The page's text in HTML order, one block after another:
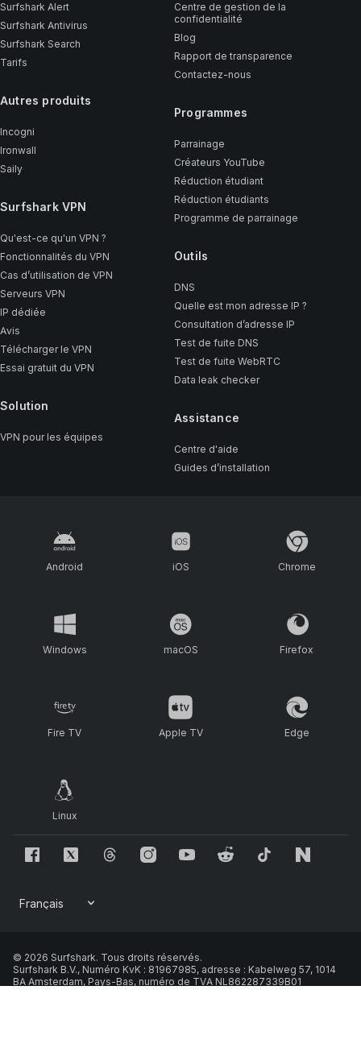
Surfshark Alert
Surfshark Antivirus
Surfshark Search
Tarifs
Autres produits
Incogni
Ironwall
Saily
Surfshark VPN
Qu'est-ce qu'un VPN ?
Fonctionnalités du VPN
Cas d’utilisation de VPN
Serveurs VPN
IP dédiée
Avis
Télécharger le VPN
Essai gratuit du VPN
Solution
VPN pour les équipes
Centre de gestion de la
confidentialité
Blog
Rapport de transparence
Contactez-nous
Programmes
Parrainage
Créateurs YouTube
Réduction étudiant
Réduction étudiants
Programme de parrainage
Outils
DNS
Quelle est mon adresse IP ?
Consultation d’adresse IP
Test de fuite DNS
Test de fuite WebRTC
Data leak checker
Assistance
Centre d'aide
Guides d’installation
Android iOS Chrome
Windows macOS Firefox
Fire TV Apple TV Edge
Linux
© 2026 Surfshark. Tous droits réservés.
Surfshark B.V., Numéro KvK : 81967985, adresse : Kabelweg 57, 1014
BA Amsterdam, Pays-Bas, numéro de TVA NL862287339B01